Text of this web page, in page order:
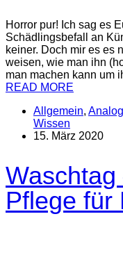
Horror pur! Ich sag es
Schädlingsbefall an
keiner. Doch mir es es
weisen, wie man ihn
man machen kann um
READ MORE
Allgemein, Analog
Wissen
15. März 2020
Pflege für